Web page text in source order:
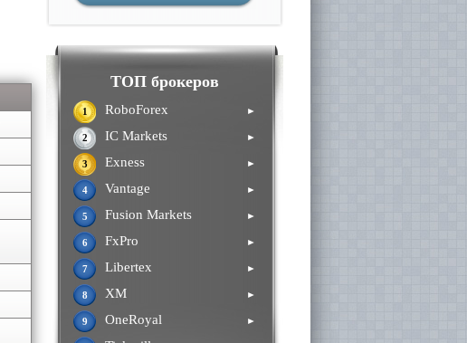
ТОП брокеров
1 RoboForex ►
2 IC Markets ►
3 Exness ►
4 Vantage ►
5 Fusion Markets ►
6 FxPro ►
7 Libertex ►
8 XM ►
9 OneRoyal ►